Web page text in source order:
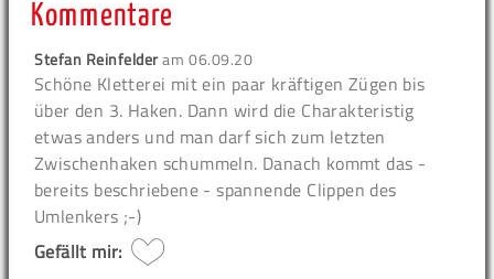
Kommentare
Stefan Reinfelderam06.09.20
Schöne Kletterei mit ein paar kräftigen Zügen bis
über den 3. Haken. Dann wird die Charakteristig
etwas anders und man darf sich zum letzten
Zwischenhaken schummeln. Danach kommt das -
bereits beschriebene - spannende Clippen des
Umlenkers ;-)
Gefällt mir: